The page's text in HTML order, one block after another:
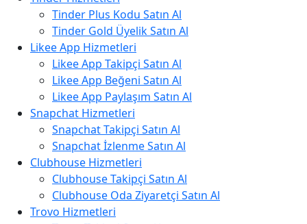
Tinder Plus Kodu Satın Al
Tinder Gold Üyelik Satın Al
Likee App Hizmetleri
Likee App Takipçi Satın Al
Likee App Beğeni Satın Al
Likee App Paylaşım Satın Al
Snapchat Hizmetleri
Snapchat Takipçi Satın Al
Snapchat İzlenme Satın Al
Clubhouse Hizmetleri
Clubhouse Takipçi Satın Al
Clubhouse Oda Ziyaretçi Satın Al
Trovo Hizmetleri